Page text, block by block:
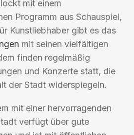
mit einem
Programm aus Schauspiel,
Kunstliebhaber gibt es das
mit seinen vielfältigen
finden regelmäßig
und Konzerte statt, die
der Stadt widerspiegeln.
mit einer hervorragenden
verfügt über gute